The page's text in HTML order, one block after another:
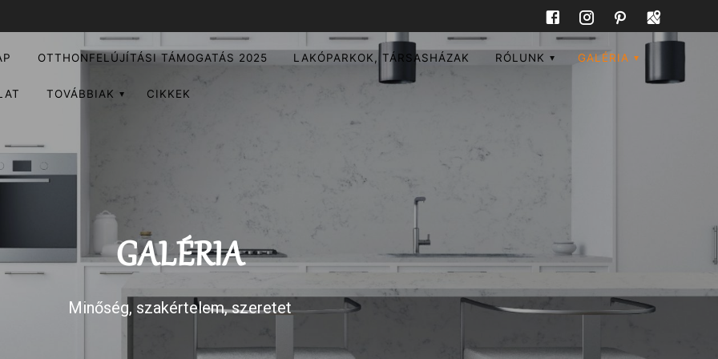
OTTHONFELÚJÍTÁSI TÁMOGATÁS 2025 LAKÓPARKOK, TÁRSASHÁZAK RÓLUNK GALÉRIA
TOVÁBBIAK CIKKEK
GALÉRIA
Minőség, szakértelem, szeretet